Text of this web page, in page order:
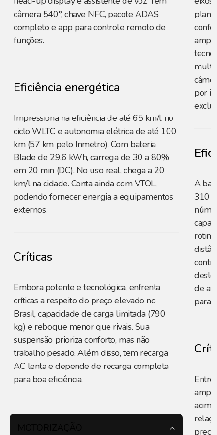
câmera 540°, chave NFC, pacote ADAS
completo e app para controle remoto de
funções.
Eficiência energética
Impressiona na eficiência de até 65 km/l no
ciclo WLTC e autonomia elétrica de até 100
km (57 km pelo Inmetro). Com bateria
Blade de 29,6 kWh, carrega de 30 a 80%
em 20 min (DC). No uso real, chega a 20
km/l na cidade. Conta ainda com VTOL,
podendo fornecer energia a equipamentos
externos.
Críticas
Embora potente e tecnológica, enfrenta
críticas a respeito do preço elevado no
Brasil, capacidade de carga limitada (790
kg) e reboque menor que rivais. Sua
suspensão prioriza conforto, mas não
trabalho pesado. Além disso, tem recarga
AC lenta e depende de recarga completa
para boa eficiência.
por
A
310
de
Entre